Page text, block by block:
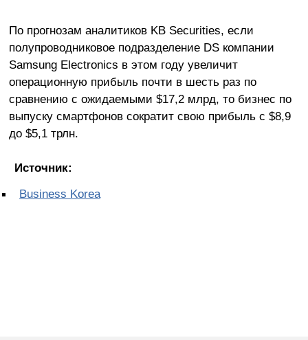
По прогнозам аналитиков KB Securities, если
полупроводниковое подразделение DS компании
Samsung Electronics в этом году увеличит
операционную прибыль почти в шесть раз по
сравнению с ожидаемыми $17,2 млрд, то бизнес по
выпуску смартфонов сократит свою прибыль с $8,9
до $5,1 трлн.
Источник:
Business Korea